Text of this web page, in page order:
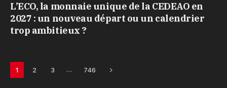
L’ECO, la monnaie unique de la CEDEAO en
2027 : un nouveau départ ou un calendrier
trop ambitieux ?
1 2 3 … 746 Next